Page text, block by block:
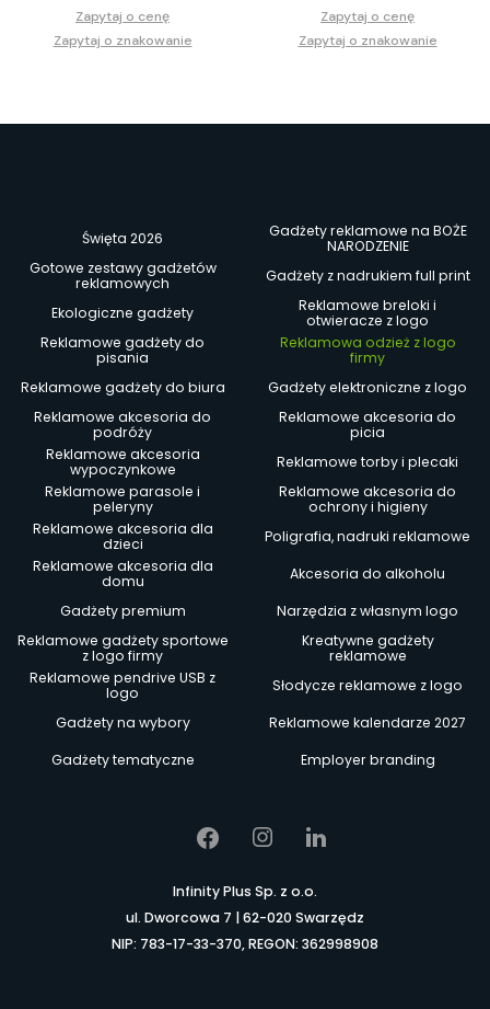
Zapytaj o cenę
Zapytaj o znakowanie
Zapytaj o cenę
Zapytaj o znakowanie
Święta 2026
Gadżety reklamowe na BOŻE
NARODZENIE
Gotowe zestawy gadżetów
reklamowych
Gadżety z nadrukiem full print
Ekologiczne gadżety
Reklamowe breloki i
otwieracze z logo
Reklamowe gadżety do
pisania
Reklamowa odzież z logo
firmy
Reklamowe gadżety do biura
Gadżety elektroniczne z logo
Reklamowe akcesoria do
podróży
Reklamowe akcesoria do
picia
Reklamowe akcesoria
wypoczynkowe
Reklamowe torby i plecaki
Reklamowe parasole i
peleryny
Reklamowe akcesoria do
ochrony i higieny
Reklamowe akcesoria dla
dzieci
Poligrafia, nadruki reklamowe
Reklamowe akcesoria dla
domu
Akcesoria do alkoholu
Gadżety premium
Narzędzia z własnym logo
Reklamowe gadżety sportowe
z logo firmy
Kreatywne gadżety
reklamowe
Reklamowe pendrive USB z
logo
Słodycze reklamowe z logo
Gadżety na wybory
Reklamowe kalendarze 2027
Gadżety tematyczne
Employer branding
Infinity Plus Sp. z o.o.
ul. Dworcowa 7 | 62-020 Swarzędz
NIP: 783-17-33-370, REGON: 362998908